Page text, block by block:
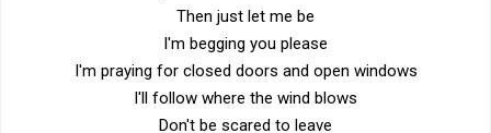
Then just let me be
I'm begging you please
I'm praying for closed doors and open windows
I'll follow where the wind blows
Don't be scared to leave